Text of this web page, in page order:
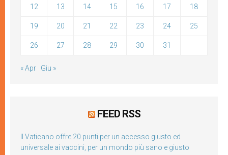
12 13 14 15 16 17 18
19 20 21 22 23 24 25
26 27 28 29 30 31
« Apr Giu »
FEED RSS
Il Vaticano offre 20 punti per un accesso giusto ed
universale ai vaccini, per un mondo più sano e giusto